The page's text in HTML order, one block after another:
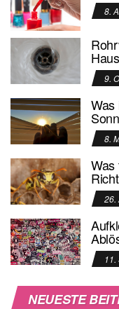
8.
9.
Was
8.
Was
26.
NEUESTE